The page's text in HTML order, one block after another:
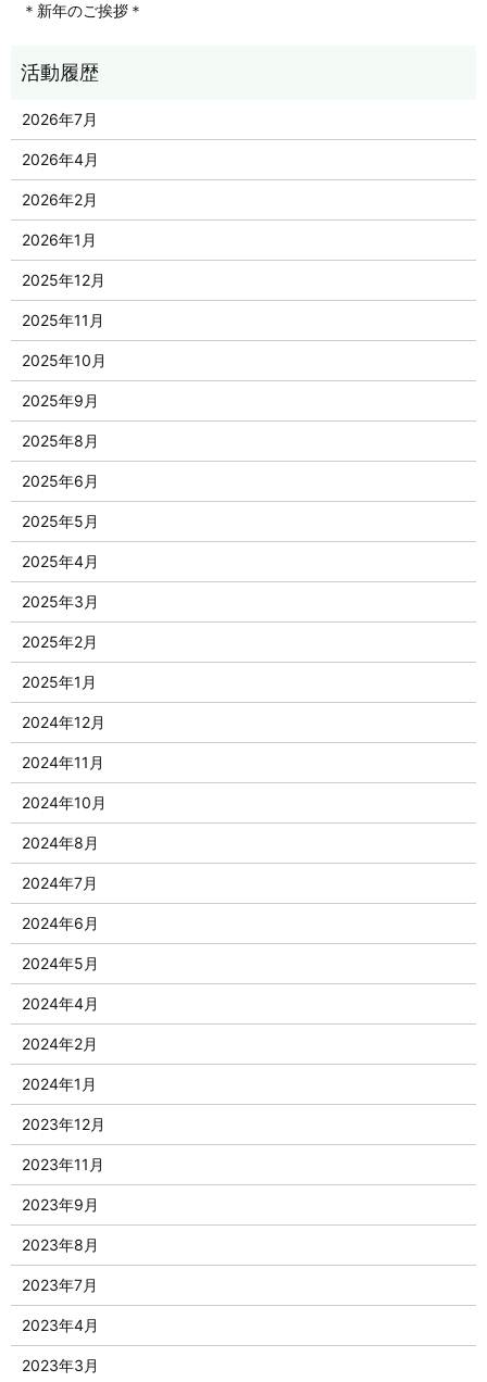
＊新年のご挨拶＊
2026年7月
2026年4月
2026年2月
2026年1月
2025年12月
2025年11月
2025年10月
2025年9月
2025年8月
2025年6月
2025年5月
2025年4月
2025年3月
2025年2月
2025年1月
2024年12月
2024年11月
2024年10月
2024年8月
2024年7月
2024年6月
2024年5月
2024年4月
2024年2月
2024年1月
2023年12月
2023年11月
2023年9月
2023年8月
2023年7月
2023年4月
2023年3月